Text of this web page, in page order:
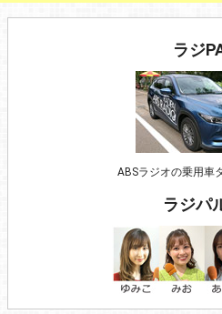
ラジ
ABSラジオの乗用車
ラジパ